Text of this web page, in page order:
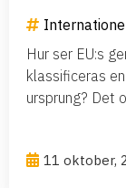
Hur ser EU:s
klassificeras
ursprung? Det
11 oktober,